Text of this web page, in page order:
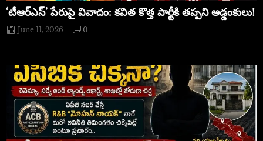
‘టీఆర్ఎస్’ పేరుపై వివాదం: కవిత కొత్త పార్టీకి తప్పని అడ్డంకులు!
June 11, 2026 0